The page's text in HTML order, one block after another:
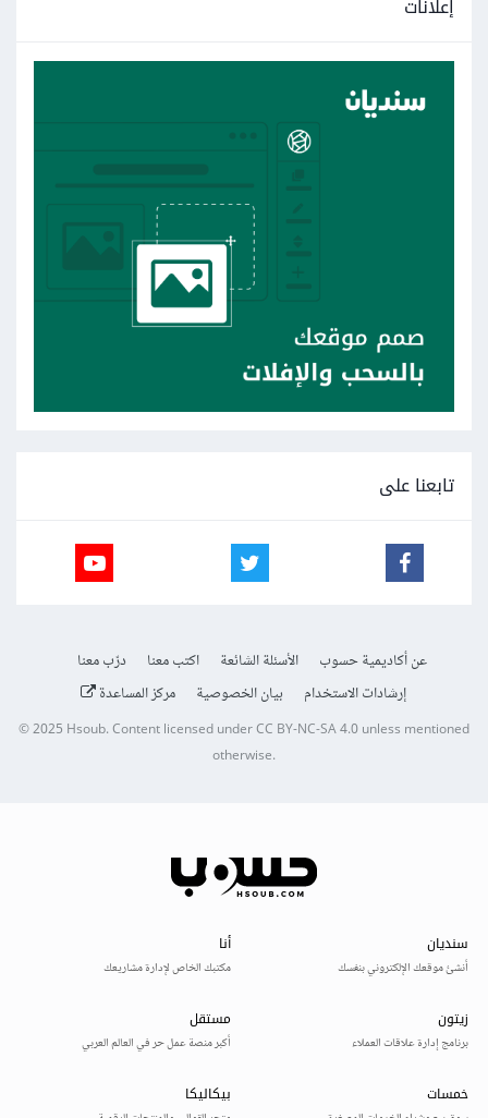
إعلانات
تابعنا على
عن أكاديمية حسوب الأسئلة الشائعة اكتب معنا
درّب معنا
إرشادات الاستخدام
بيان الخصوصية مركز المساعدة
© 2025Hsoub.Content licensed underCC BY-NC-SA 4.0unless mentioned
otherwise.